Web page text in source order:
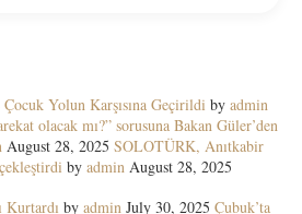
Yolun Karşısına Geçirildi by admin
olacak mı?” sorusuna Bakan Güler’den
August 28, 2025 SOLOTÜRK, Anıtkabir
by admin August 28, 2025
Kurtardı by admin July 30, 2025 Çubuk’ta